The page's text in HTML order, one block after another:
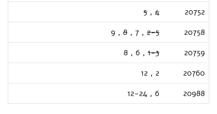
20752
4
,
5
20758
2-5
,
7
,
8
,
9
20759
1-3
,
6
,
8
20760
2
,
12
20988
6
,
12-24